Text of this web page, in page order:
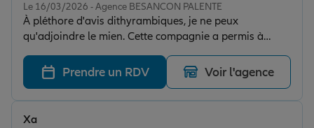
Le 16/03/2026 - Agence BESANCON PALENTE
À pléthore d'avis dithyrambiques, je ne peux
qu'adjoindre le mien. Cette compagnie a permis à
notre copropriété de bénéficier, en la personne de
Monsieur Danis, d'un accompagnement propres à
servir nos intérêts. Notre conseiller a œuvré avec un
zèle et une débonnaireté manifestes, au point qu'il
m'incombe sans conteste, d'en témoigner via cet écrit.
Prendre un RDV Voir l'agence
Xa